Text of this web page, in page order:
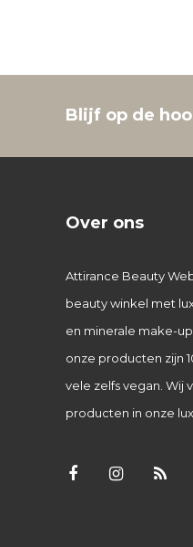
Blijf op de
Over ons
Attirance Beauty
beauty winkel met
en minerale make-
onze producten zijn
vele zelfs vegan. Wij
producten in onze